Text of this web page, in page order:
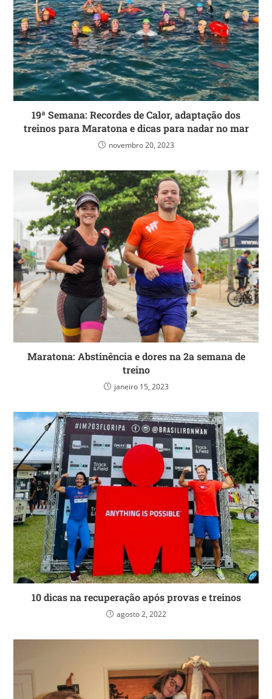
19ª Semana: Recordes de Calor, adaptação dos
treinos para Maratona e dicas para nadar no mar
novembro 20, 2023
Maratona: Abstinência e dores na 2a semana de
treino
janeiro 15, 2023
10 dicas na recuperação após provas e treinos
agosto 2, 2022